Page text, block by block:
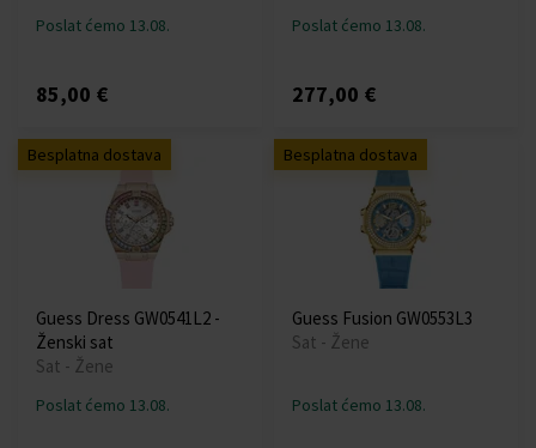
Poslat ćemo 13.08.
85,00 €
Poslat ćemo 13.08.
277,00 €
Besplatna dostava
Guess Dress GW0541L2 -
Ženski sat
Sat - Žene
Poslat ćemo 13.08.
Besplatna dostava
Guess Fusion GW0553L3
Sat - Žene
Poslat ćemo 13.08.